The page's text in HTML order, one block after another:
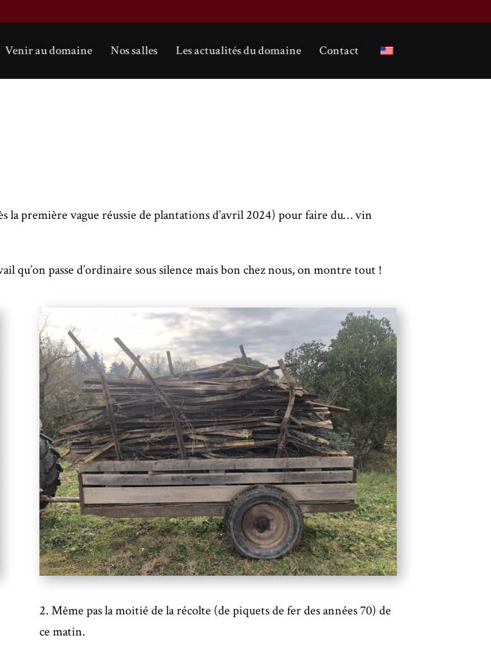
Venir au domaine Nos salles Les actualités du domaine Contact
la première vague réussie de plantations d’avril 2024) pour faire du… vin
qu’on passe d’ordinaire sous silence mais bon chez nous, on montre tout !
2. Même pas la moitié de la récolte (de piquets de fer des années 70) de
ce matin.